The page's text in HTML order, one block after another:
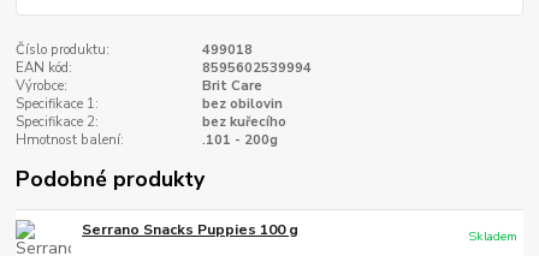
Číslo produktu:
499018
EAN kód:
8595602539994
Výrobce:
Brit Care
Specifikace 1:
bez obilovin
Specifikace 2:
bez kuřecího
Hmotnost balení:
.101 - 200g
Podobné produkty
Serrano Snacks Puppies 100 g
Skladem